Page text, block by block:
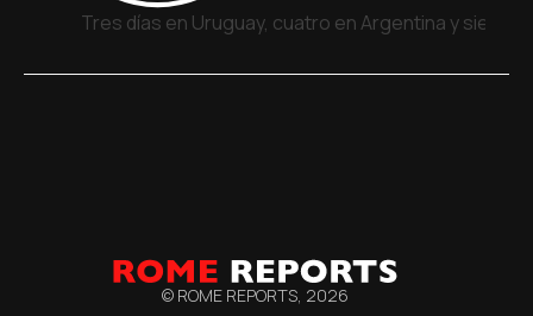
Tres días en Uruguay, cuatro en Argentina y siete
© ROME REPORTS, 2026